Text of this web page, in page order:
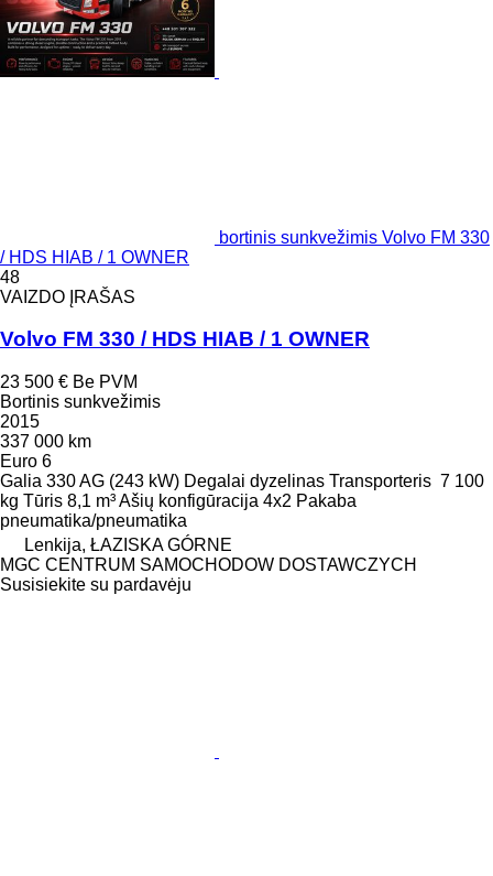
bortinis sunkvežimis Volvo FM 330
/ HDS HIAB / 1 OWNER
48
VAIZDO ĮRAŠAS
Volvo FM 330 / HDS HIAB / 1 OWNER
23 500 € Be PVM
Bortinis sunkvežimis
2015
337 000 km
Euro 6
Galia 330 AG (243 kW) Degalai dyzelinas Transporteris 7 100
kg Tūris 8,1 m³Ašių konfigūracija 4x2 Pakaba
pneumatika/pneumatika
Lenkija, ŁAZISKA GÓRNE
MGC CENTRUM SAMOCHODOW DOSTAWCZYCH
Susisiekite su pardavėju